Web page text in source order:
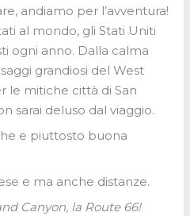
andiamo per l’avventura!
al mondo, gli Stati Uniti
ogni anno. Dalla calma
grandiosi del West
le mitiche città di San
sarai deluso dal viaggio.
e piuttosto buona
e ma anche distanze.
Canyon, la Route 66!